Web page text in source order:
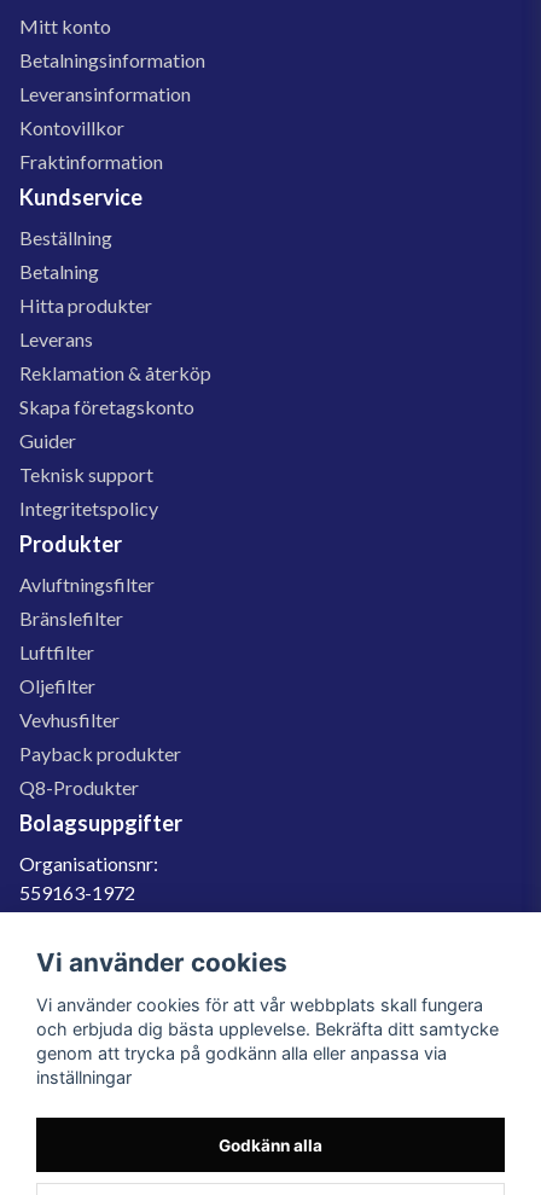
Mitt konto
Betalningsinformation
Leveransinformation
Kontovillkor
Fraktinformation
Kundservice
Beställning
Betalning
Hitta produkter
Leverans
Reklamation & återköp
Skapa företagskonto
Guider
Teknisk support
Integritetspolicy
Produkter
Avluftningsfilter
Bränslefilter
Luftfilter
Oljefilter
Vevhusfilter
Payback produkter
Q8-Produkter
Bolagsuppgifter
Organisationsnr:
559163-1972
SE559163197201
060-566 800
info@filter.se
559163-1972
Vi använder cookies
Vi använder cookies för att vår webbplats skall fungera
och erbjuda dig bästa upplevelse. Bekräfta ditt samtycke
genom att trycka på godkänn alla eller anpassa via
inställningar
Godkänn alla